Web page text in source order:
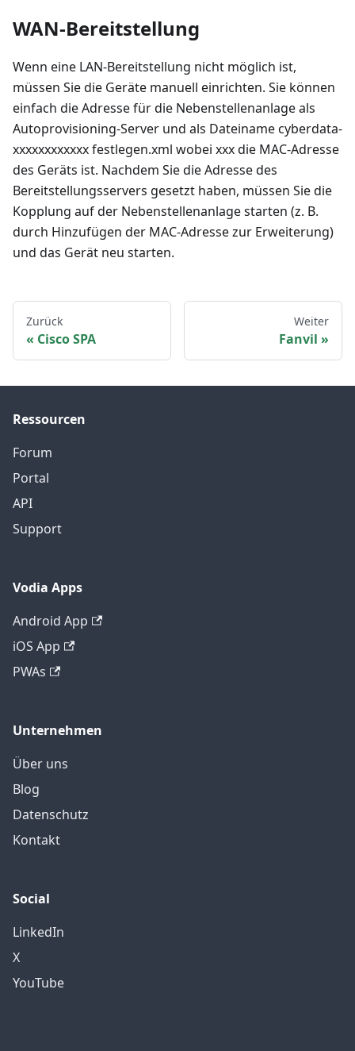
WAN-Bereitstellung
Wenn eine LAN-Bereitstellung nicht möglich ist,
müssen Sie die Geräte manuell einrichten. Sie können
einfach die Adresse für die Nebenstellenanlage als
Autoprovisioning-Server und als Dateiname cyberdata-
xxxxxxxxxxxx festlegen.xml wobei xxx die MAC-Adresse
des Geräts ist. Nachdem Sie die Adresse des
Bereitstellungsservers gesetzt haben, müssen Sie die
Kopplung auf der Nebenstellenanlage starten (z. B.
durch Hinzufügen der MAC-Adresse zur Erweiterung)
und das Gerät neu starten.
Zurück
Cisco SPA
Weiter
Fanvil
Ressourcen
Forum
Portal
API
Support
Vodia Apps
Android App
iOS App
PWAs
Unternehmen
Über uns
Blog
Datenschutz
Kontakt
Social
LinkedIn
X
YouTube